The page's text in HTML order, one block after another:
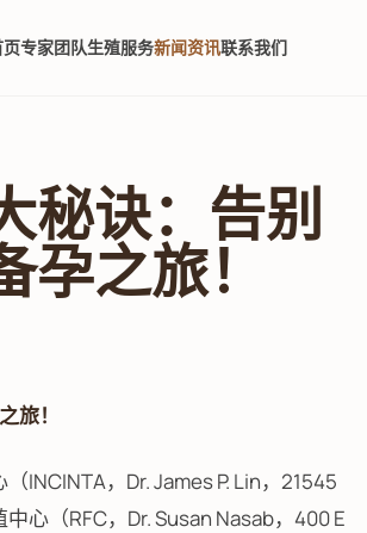
专家团队生殖服务新闻资讯联系我们
秘诀：告别
之旅！
旅！
INCINTA，Dr. James P. Lin，21545
心（RFC，Dr. Susan Nasab，400 E